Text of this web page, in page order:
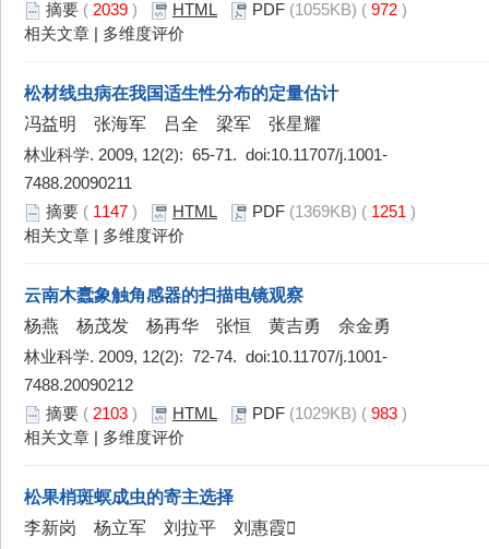
摘要 ( 2039 ) HTML PDF (1055KB) ( 972 )
相关文章
多维度评价
松材线虫病在我国适生性分布的定量估计
冯益明 张海军 吕全 梁军 张星耀
林业科学. 2009, 12(2): 65-71. doi:10.11707/j.1001-
7488.20090211
摘要 ( 1147 ) HTML PDF (1369KB) ( 1251 )
相关文章
多维度评价
云南木蠹象触角感器的扫描电镜观察
杨燕 杨茂发 杨再华 张恒 黄吉勇 余金勇
林业科学. 2009, 12(2): 72-74. doi:10.11707/j.1001-
7488.20090212
摘要 ( 2103 ) HTML PDF (1029KB) ( 983 )
相关文章
多维度评价
松果梢斑螟成虫的寄主选择
李新岗 杨立军 刘拉平 刘惠霞